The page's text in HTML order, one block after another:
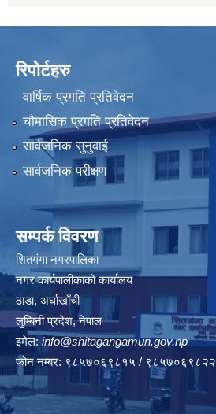
रिपोर्टहरु
वार्षिक प्रगति प्रतिवेदन
चौमासिक प्रगति प्रतिवेदन
सार्वजनिक सुनुवाई
सार्वजनिक परीक्षण
सम्पर्क विवरण
शितगंगा नगरपालिका
नगर कार्यपालीकाकाे कार्यालय
ठाडा, अर्घाखाँची
लुम्बिनी प्रदेश, नेपाल
इमेल: info@shitagangamun.gov.np
फोन नंम्बर: ९८५७०६९८१५ / ९८५७०६९८२२